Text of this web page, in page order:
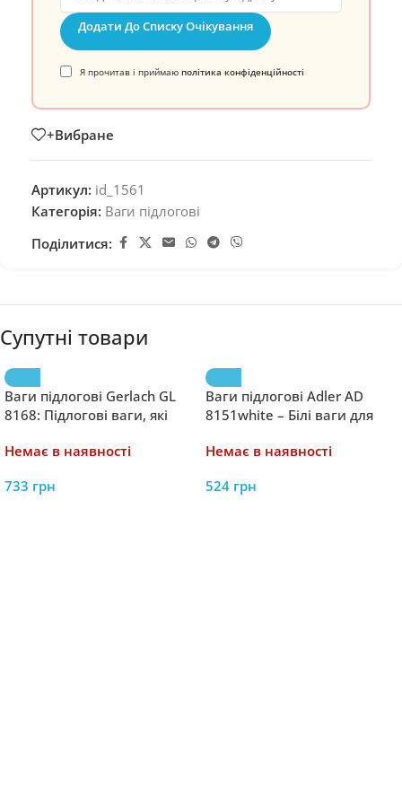
Додати До Списку Очікування
Я прочитав і приймаю політика конфіденційності
+Вибране
Артикул: id_1561
Категорія: Ваги підлогові
Поділитися:
Супутні товари
Ваги підлогові Gerlach GL
8168: Підлогові ваги, які
інтер’єр та вимірюють вашу
Немає в наявності
733 грн
Ваги підлогові Adler AD
8151white – Білі ваги для
Немає в наявності
524 грн